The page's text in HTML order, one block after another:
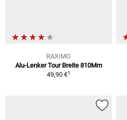
RAXIMO
Alu-Lenker Tour Breite 810Mm
49,90 €1